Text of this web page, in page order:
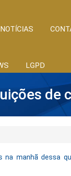
NOTÍCIAS
LGPD
de
na manhã dessa